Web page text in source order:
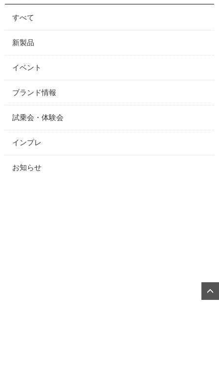
すべて
新製品
イベント
ブランド情報
試乗会・体験会
インプレ
お知らせ